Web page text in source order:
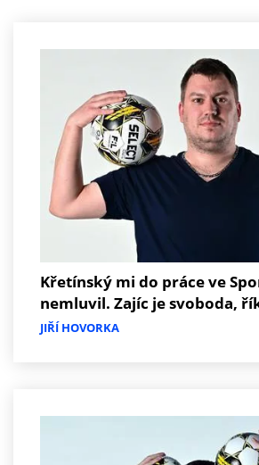
Křetínský mi do práce ve
nemluvil. Zajíc je svoboda,
JIŘÍ HOVORKA